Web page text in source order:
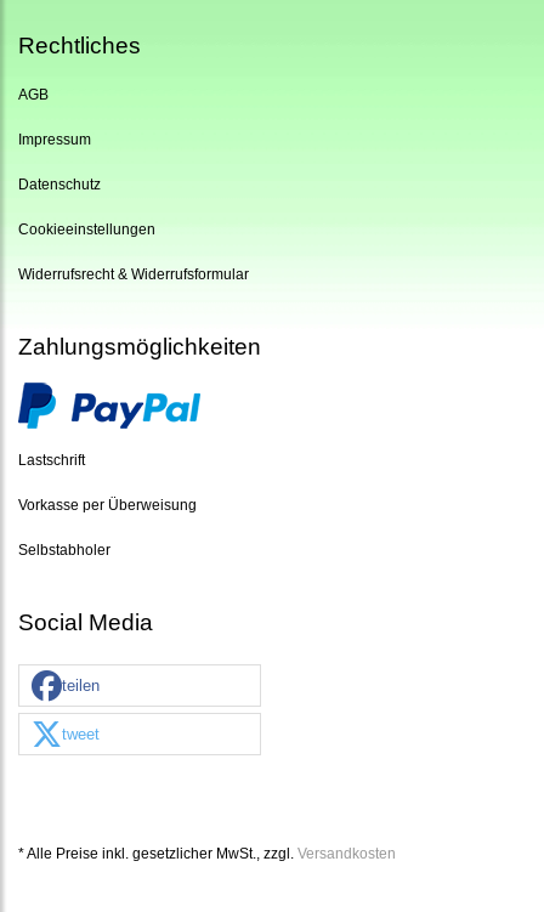
Rechtliches
AGB
Impressum
Datenschutz
Cookieeinstellungen
Widerrufsrecht & Widerrufsformular
Zahlungsmöglichkeiten
Lastschrift
Vorkasse per Überweisung
Selbstabholer
Social Media
teilen
tweet
* Alle Preise inkl. gesetzlicher MwSt., zzgl. Versandkosten